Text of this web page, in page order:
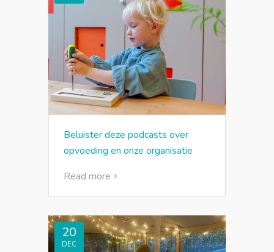
Beluister deze podcasts over
opvoeding en onze organisatie
Read more
20
DEC